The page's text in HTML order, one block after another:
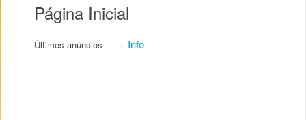
Página Inicial
Últimos anúncios + Info